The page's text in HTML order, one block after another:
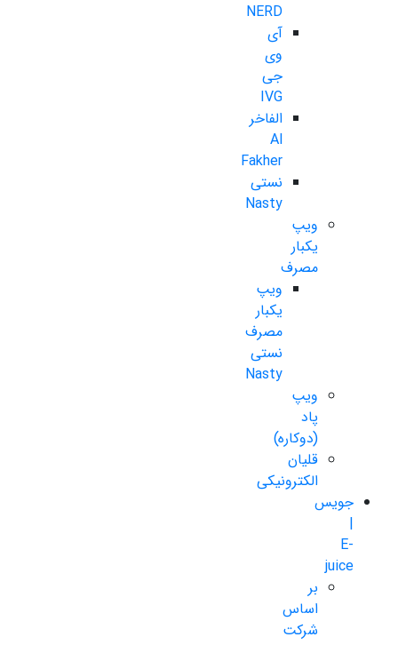
NERD
آی
وی
جی
IVG
الفاخر
Al
Fakher
نستی
Nasty
ویپ
یکبار
مصرف
ویپ
یکبار
مصرف
نستی
Nasty
ویپ
پاد
(دوکاره)
قلیان
الکترونیکی
جویس
|
E-
juice
بر
اساس
شرکت